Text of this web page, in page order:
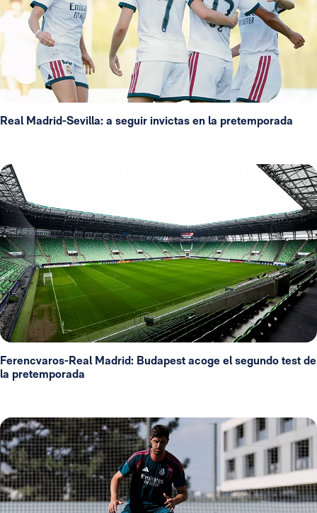
Real Madrid-Sevilla: a seguir invictas en la pretemporada
Ferencvaros-Real Madrid: Budapest acoge el segundo test de
la pretemporada